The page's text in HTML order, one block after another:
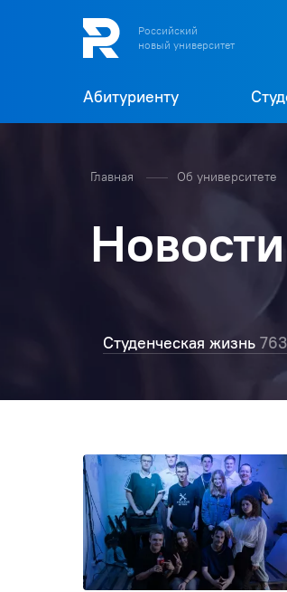
Российский
новый университет
Абитуриенту
Главная Об университете
Студенческая жизнь 763